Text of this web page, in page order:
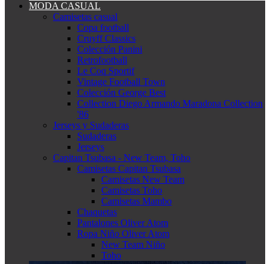
MODA CASUAL
Camisetas casual
Copa football
Cruyff Classics
Colección Panini
Retrofootball
Le Coq Sportif
Vintage Football Town
Colección George Best
Collection Diego Armando Maradona Collection
'86
Jerseys y Sudaderas
Sudaderas
Jerseys
Capitan Tsubasa - New Team, Toho
Camisetas Capitan Tsubasa
Camisetas New Team
Camisetas Toho
Camisetas Mambo
Chaquetas
Pantalones Oliver Atom
Ropa Niño Oliver Atom
New Team Niño
Toho